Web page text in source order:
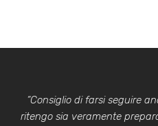
“Consiglio di farsi seguire
ritengo sia veramente